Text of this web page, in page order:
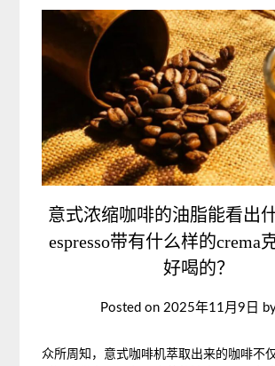
意式浓缩咖啡的油脂能看出
espresso带有什么样的crema
好喝的？
Posted on 2025年11月9日
众所周知，意式咖啡机萃取出来的咖啡不